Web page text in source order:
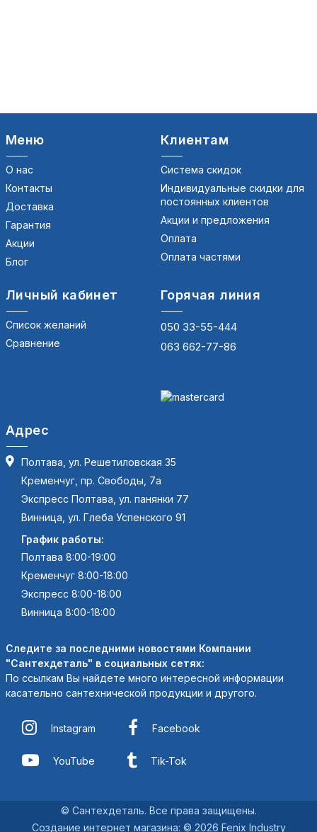
Меню
О нас
Контакты
Доставка
Гарантия
Акции
Блог
Клиентам
Система скидок
Индивидуальные скидки для
постоянных клиентов
Акции и предложения
Оплата
Оплата частями
Личный кабинет
Список желаний
Сравнение
Горячая линия
050 33-55-444
063 662-77-86
Адрес
Полтава, ул. Решетиловская 35
Кременчуг, пр. Свободы, 7а
Экспресс Полтава, ул. панянки 77
Винница, ул. Глеба Успенского 91
График работы:
Полтава 8:00-19:00
Кременчуг 8:00-18:00
Экспресс 8:00-18:00
Винница 8:00-18:00
Следите за последними новостями Компании
"Сантехдеталь" в социальных сетях:
По ссылкам Вы найдете много интересной информации
касательно сантехнической продукции и другого.
Instagram Facebook
YouTube Tik-Tok
© Сантехдеталь. Все права защищены.
Создание интернет магазина: © 2026 Fenix Industry